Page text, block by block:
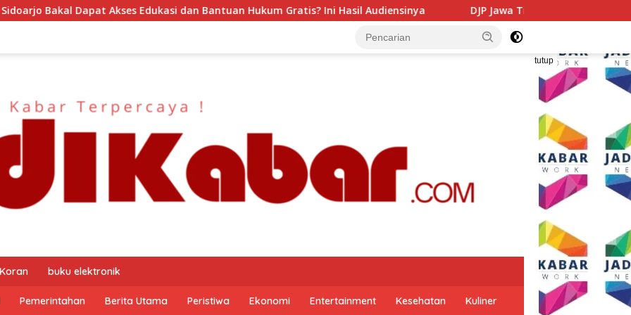
dan Bantuan Hukum Gratis? Ini Hasil Audiensinya DJP Jawa Timur Gandeng GP Ansor Tingkatkan Literasi
tutup
buku elektronik
Pemerintahan Berita Utama Peristiwa Ekonomi Entertainment Kesehatan Kuliner